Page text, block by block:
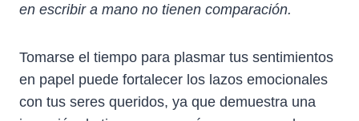
en escribir a mano no tienen comparación.
Tomarse el tiempo para plasmar tus sentimientos
en papel puede fortalecer los lazos emocionales
con tus seres queridos, ya que demuestra una